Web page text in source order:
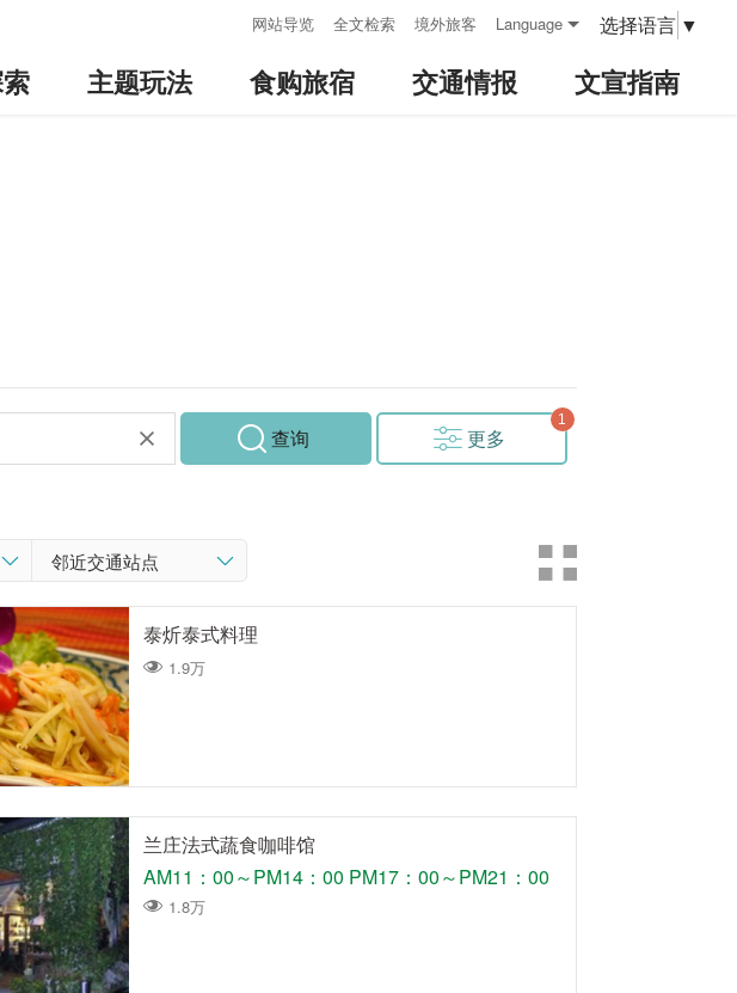
网站导览 全文检索 境外旅客 Language 选择语言 ▼
主题玩法 食购旅宿 交通情报 文宣指南
查询 更多
泰炘泰式料理
1.9万
兰庄法式蔬食咖啡馆
AM11：00～PM14：00 PM17：00～PM21：00
1.8万